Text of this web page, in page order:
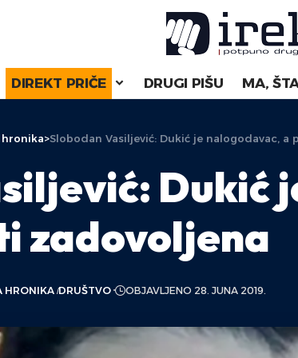
DIREKT PRIČE DRUGI PIŠU MA,
hronika>Slobodan Vasiljević: Dukić je nalogodavac, a
Dukić
zadovoljena
HRONIKA DRUŠTVO OBJAVLJENO 28. JUNA 2019.